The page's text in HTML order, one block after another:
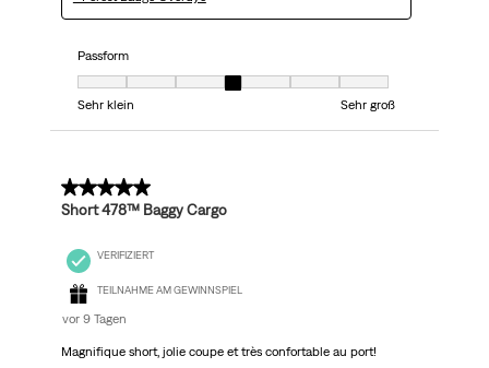
Passform
Passform, 4 von 7, wobei 1 gleich Sehr klein ist und 7 gleich Sehr groß
Sehr klein
Sehr groß
5 von 5 Sternen.
Short 478™ Baggy Cargo
VERIFIZIERT
TEILNAHME AM GEWINNSPIEL
vor 9 Tagen
Magnifique short, jolie coupe et très confortable au port!